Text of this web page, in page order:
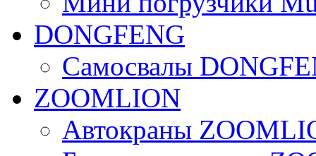
DONGFENG
Самосвалы
ZOOMLION
Автокраны